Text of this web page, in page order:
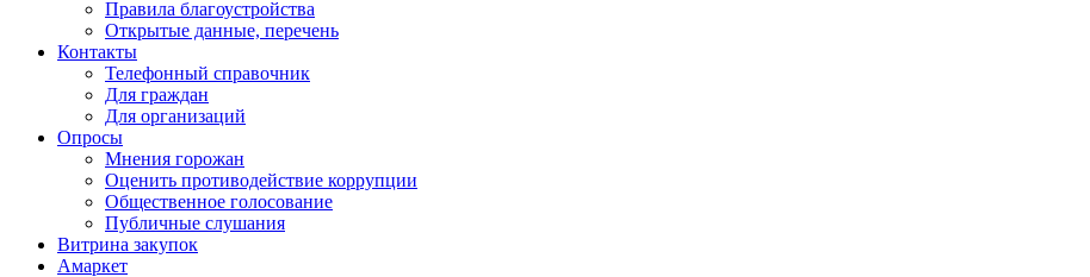
Правила благоустройства
Открытые данные, перечень
Контакты
Телефонный справочник
Для граждан
Для организаций
Опросы
Мнения горожан
Оценить противодействие коррупции
Общественное голосование
Публичные слушания
Витрина закупок
Амаркет